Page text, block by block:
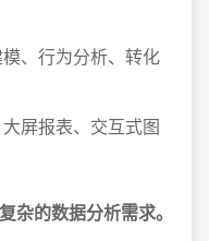
、行为分析、转化
屏报表、交互式图
杂的数据分析需求。